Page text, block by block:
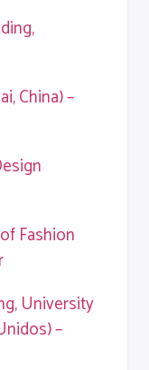
China) –
Fashion
University
–